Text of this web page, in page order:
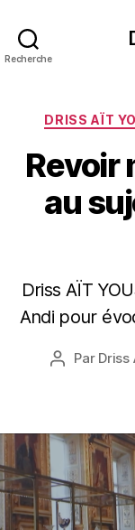
Recherche
DRISS AÏT
Revoir
au
Driss AÏT
Andi pour
Auteur
Par Driss